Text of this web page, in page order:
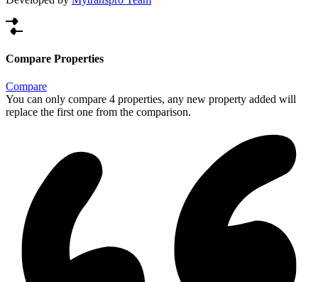
Compare Properties
Compare
You can only compare 4 properties, any new property added will
replace the first one from the comparison.